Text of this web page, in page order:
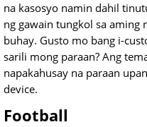
na kasosyo namin dahil
ng gawain tungkol sa aming
buhay. Gusto mo bang i-
sarili mong paraan? Ang
napakahusay na paraan
device.
Football